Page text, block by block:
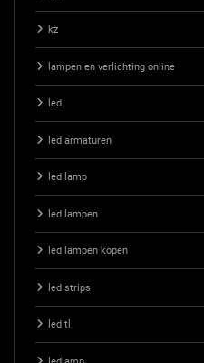
kz
lampen en verlichting online
led
led armaturen
led lamp
led lampen
led lampen kopen
led strips
led tl